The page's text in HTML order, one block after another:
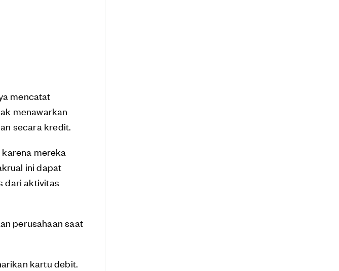
mencatat
menawarkan
secara kredit.
mereka
ini dapat
dari aktivitas
perusahaan saat
kartu debit.